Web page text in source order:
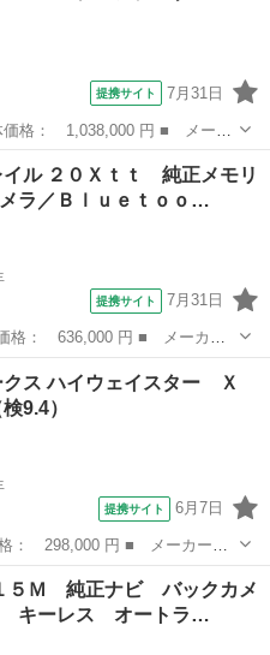
提携サイト 7月31日
レード名： ＶＥ ナビ バ
マージェンシーブレーキ 電
イル ２０Ｘｔｔ 純正メモリ
ラ／Ｂｌｕｅｔｏｏ…
提携サイト 7月31日
ル ■ グレード名： ２０Ｘ
Ｂｌｕｅｔｏｏｔｈ／ビルト
クス ハイウェイスター Ｘ
9.4）
提携サイト 6月7日
ス ■ グレード名： ハイウ
気量： 660cc ■ ドア枚数：
５Ｍ 純正ナビ バックカメ
キーレス オートラ…